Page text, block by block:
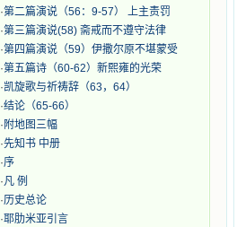
·第二篇演说（56：9-57） 上主责罚
·第三篇演说(58) 斋戒而不遵守法律
·第四篇演说（59）伊撒尔原不堪蒙受
·第五篇诗（60-62）新熙雍的光荣
·凯旋歌与祈祷辞（63，64）
·结论（65-66）
· 附地图三幅
·先知书 中册
·序
·凡 例
·历史总论
·耶肋米亚引言